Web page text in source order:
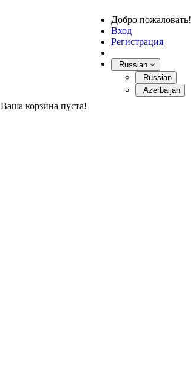
Добро пожаловать!
Вход
Регистрация
Russian
Russian
Azerbaijan
Ваша корзина пуста!